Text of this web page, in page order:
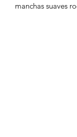
manchas suaves